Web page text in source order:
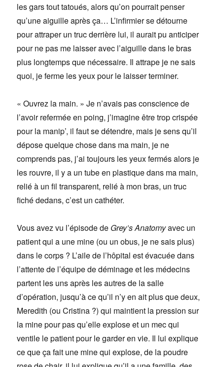
les gars tout tatoués, alors qu’on pourrait penser
qu’une aiguille après ça… L’infirmier se détourne
pour attraper un truc derrière lui, il aurait pu anticiper
pour ne pas me laisser avec l’aiguille dans le bras
plus longtemps que nécessaire. Il attrape je ne sais
quoi, je ferme les yeux pour le laisser terminer.
« Ouvrez la main. » Je n’avais pas conscience de
l’avoir refermée en poing, j’imagine être trop crispée
pour la manip’, il faut se détendre, mais je sens qu’il
dépose quelque chose dans ma main, je ne
comprends pas, j’ai toujours les yeux fermés alors je
les rouvre, il y a un tube en plastique dans ma main,
relié à un fil transparent, relié à mon bras, un truc
fiché dedans, c’est un cathéter.
Vous avez vu l’épisode de Grey’s Anatomyavec un
patient qui a une mine (ou un obus, je ne sais plus)
dans le corps ? L’aile de l’hôpital est évacuée dans
l’attente de l’équipe de déminage et les médecins
partent les uns après les autres de la salle
d’opération, jusqu’à ce qu’il n’y en ait plus que deux,
Meredith (ou Cristina ?) qui maintient la pression sur
la mine pour pas qu’elle explose et un mec qui
ventile le patient pour le garder en vie. Il lui explique
ce que ça fait une mine qui explose, de la poudre